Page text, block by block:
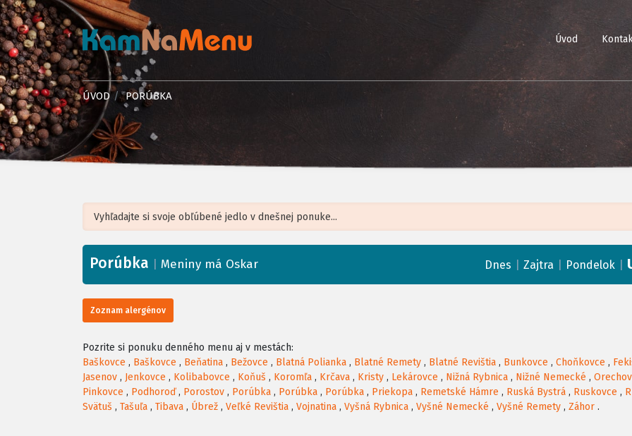
Úvod
ÚVOD PORÚBKA
+
−
Porúbka Meniny má Oskar Dnes Zajtra Pondelok
Zoznam alergénov
Pozrite si ponuku denného menu aj v mestách:
Baškovce , Baškovce , Beňatina , Bežovce , Blatná Polianka , Blatné Remety , Blatné Revištia , Bunkovce , Choňkovce ,
Jasenov , Jenkovce , Kolibabovce , Koňuš , Koromľa , Krčava , Kristy , Lekárovce , Nižná Rybnica , Nižné Nemecké ,
Pinkovce , Podhoroď, Porostov , Porúbka , Porúbka , Porúbka , Priekopa , Remetské Hámre , Ruská Bystrá , Ruskovce ,
Svätuš , Tašuľa , Tibava , Úbrež , Veľké Revištia , Vojnatina , Vyšná Rybnica , Vyšné Nemecké , Vyšné Remety , Záhor .